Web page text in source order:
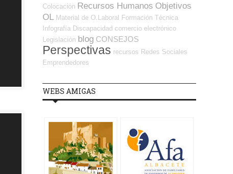
Colocación Recursos Humanos Objetivos
OL Material de O.Laboral
Formación Técnica
Infografía Discapacidad comercio electrónico
Legislación blog CONSEJOS
Perspectivas recursos Redes Sociales
Emprendedores
WEBS AMIGAS